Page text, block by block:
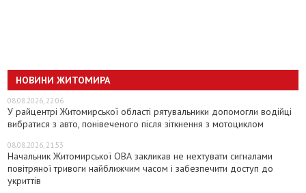
НОВИНИ ЖИТОМИРА
08.08.2026, 22:06
У райцентрі Житомирської області рятувальники допомогли водійці
вибратися з авто, понівеченого після зіткнення з мотоциклом
08.08.2026, 21:53
Начальник Житомирської ОВА закликав не нехтувати сигналами
повітряної тривоги найближчим часом і забезпечити доступ до
укриттів